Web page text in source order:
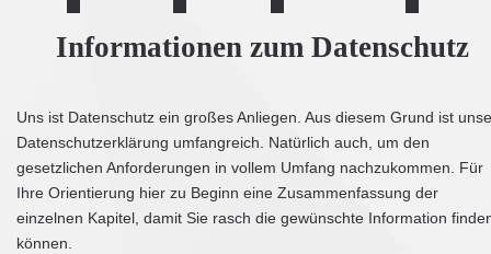
Informationen zum Datenschutz
Uns ist Datenschutz ein großes Anliegen. Aus diesem Grund ist
Datenschutzerklärung umfangreich. Natürlich auch, um den
gesetzlichen Anforderungen in vollem Umfang nachzukommen. Für
Ihre Orientierung hier zu Beginn eine Zusammenfassung der
einzelnen Kapitel, damit Sie rasch die gewünschte Information
können.